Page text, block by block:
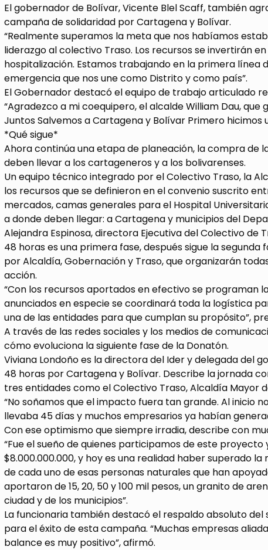
El gobernador de Bolívar, Vicente Blel Scaff, también
campaña de solidaridad por Cartagena y Bolívar.
“Realmente superamos la meta que nos habíamos
liderazgo al colectivo Traso. Los recursos se invertirán
hospitalización. Estamos trabajando en la primera
emergencia que nos une como Distrito y como país”.
El Gobernador destacó el equipo de trabajo articulado
“Agradezco a mi coequipero, el alcalde William Dau,
Juntos Salvemos a Cartagena y Bolívar Primero
*Qué sigue*
Ahora continúa una etapa de planeación, la compra de
deben llevar a los cartageneros y a los bolivarenses.
Un equipo técnico integrado por el Colectivo Traso, la
los recursos que se definieron en el convenio suscrito
mercados, camas generales para el Hospital
a donde deben llegar: a Cartagena y municipios del
Alejandra Espinosa, directora Ejecutiva del Colectivo de
48 horas es una primera fase, después sigue la
por Alcaldía, Gobernación y Traso, que organizarán
acción.
“Con los recursos aportados en efectivo se programan
anunciados en especie se coordinará toda la logística
una de las entidades para que cumplan su propósito”,
A través de las redes sociales y los medios de
cómo evoluciona la siguiente fase de la Donatón.
Viviana Londoño es la directora del Ider y delegada del
48 horas por Cartagena y Bolívar. Describe la jornada
tres entidades como el Colectivo Traso, Alcaldía Mayor
“No soñamos que el impacto fuera tan grande. Al inicio
llevaba 45 días y muchos empresarios ya habían
Con ese optimismo que siempre irradia, describe con
“Fue el sueño de quienes participamos de este
$8.000.000.000, y hoy es una realidad haber superado
de cada uno de esas personas naturales que han
aportaron de 15, 20, 50 y 100 mil pesos, un granito de
ciudad y de los municipios”.
La funcionaria también destacó el respaldo absoluto
para el éxito de esta campaña. “Muchas empresas
balance es muy positivo”, afirmó.